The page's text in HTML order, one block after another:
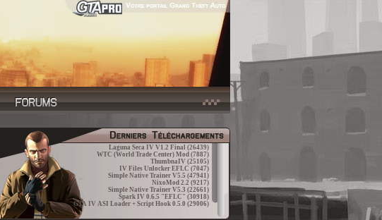
Laguna Seca IV V1.2 Final (26439)
WTC (World Trade Center) Mod (7887)
ThumbnaIV (25105)
IV Files Unlocker EFLC (7047)
Simple Native Trainer V5.5 (47941)
NixoMod 2.2 (9217)
Simple Native Trainer V5.3 (22661)
Spark IV 0.6.5 "EFLC" (30918)
GTA IV ASI Loader + Script Hook 0.5.0 (29006)